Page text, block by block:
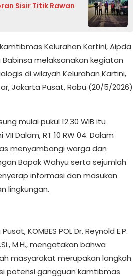
Sisir Titik Rawan
Kelurahan Kartini, Aipda
melaksanakan kegiatan
di wilayah Kelurahan Kartini,
Jakarta Pusat, Rabu (20/5/2026)
mulai pukul 12.30 WIB itu
Dalam, RT 10 RW 04. Dalam
menyambangi warga dan
Bapak Wahyu serta sejumlah
informasi dan masukan
lingkungan.
KOMBES POL Dr. Reynold E.P.
M.H., mengatakan bahwa
masyarakat merupakan langkah
potensi gangguan kamtibmas